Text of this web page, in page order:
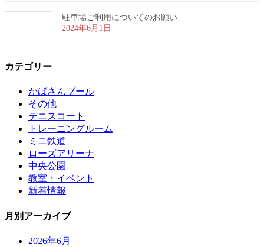
駐車場ご利用についてのお願い
2024年6月1日
カテゴリー
かばさんプール
その他
テニスコート
トレーニングルーム
ミニ鉄道
ローズアリーナ
中央公園
教室・イベント
新着情報
月別アーカイブ
2026年6月